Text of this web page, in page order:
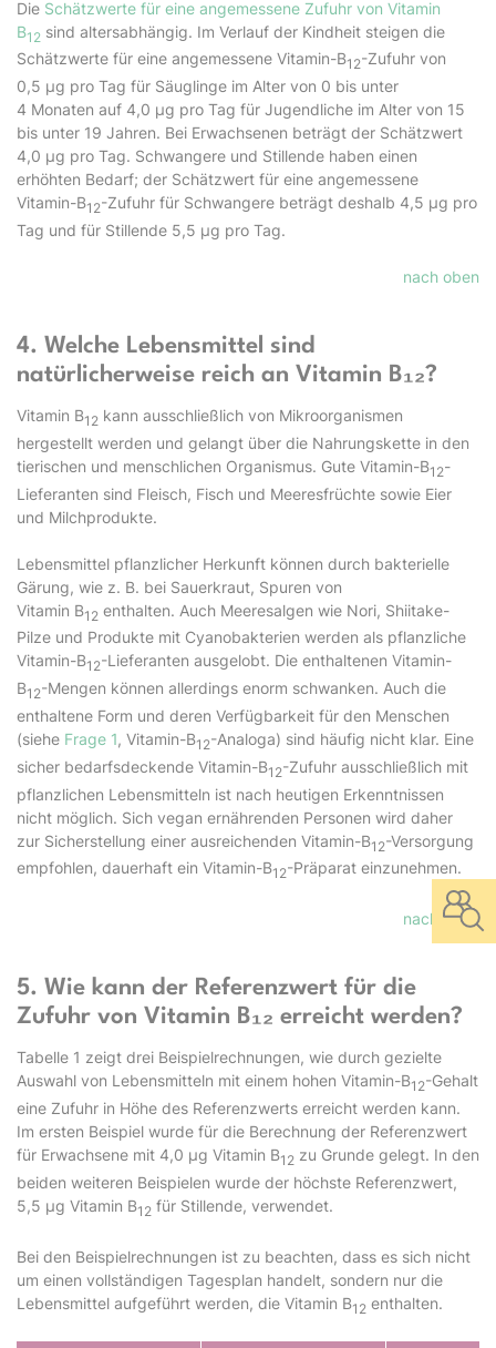
Die Schätzwerte für eine angemessene Zufuhr von Vitamin
B12 sind altersabhängig. Im Verlauf der Kindheit steigen die
Schätzwerte für eine angemessene Vitamin-B12-Zufuhr von
0,5 µg pro Tag für Säuglinge im Alter von 0 bis unter
4 Monaten auf 4,0 µg pro Tag für Jugendliche im Alter von 15
bis unter 19 Jahren. Bei Erwachsenen beträgt der Schätzwert
4,0 µg pro Tag. Schwangere und Stillende haben einen
erhöhten Bedarf; der Schätzwert für eine angemessene
Vitamin-B12-Zufuhr für Schwangere beträgt deshalb 4,5 µg pro
Tag und für Stillende 5,5 µg pro Tag.
nach oben
4. Welche Lebensmittel sind
natürlicherweise reich an Vitamin B₁₂?
Vitamin B12 kann ausschließlich von Mikroorganismen
hergestellt werden und gelangt über die Nahrungskette in den
tierischen und menschlichen Organismus. Gute Vitamin-B12-
Lieferanten sind Fleisch, Fisch und Meeresfrüchte sowie Eier
und Milchprodukte.
Lebensmittel pflanzlicher Herkunft können durch bakterielle
Gärung, wie z. B. bei Sauerkraut, Spuren von
Vitamin B12 enthalten. Auch Meeresalgen wie Nori, Shiitake-
Pilze und Produkte mit Cyanobakterien werden als pflanzliche
Vitamin-B12-Lieferanten ausgelobt. Die enthaltenen Vitamin-
B12-Mengen können allerdings enorm schwanken. Auch die
enthaltene Form und deren Verfügbarkeit für den Menschen
(siehe Frage 1, Vitamin-B12-Analoga) sind häufig nicht klar. Eine
sicher bedarfsdeckende Vitamin-B12-Zufuhr ausschließlich mit
pflanzlichen Lebensmitteln ist nach heutigen Erkenntnissen
nicht möglich. Sich vegan ernährenden Personen wird daher
zur Sicherstellung einer ausreichenden Vitamin-B12-Versorgung
empfohlen, dauerhaft ein Vitamin-B12-Präparat einzunehmen.
nach oben
5. Wie kann der Referenzwert für die
Zufuhr von Vitamin B₁₂ erreicht werden?
Tabelle 1 zeigt drei Beispielrechnungen, wie durch gezielte
Auswahl von Lebensmitteln mit einem hohen Vitamin-B12-Gehalt
eine Zufuhr in Höhe des Referenzwerts erreicht werden kann.
Im ersten Beispiel wurde für die Berechnung der Referenzwert
für Erwachsene mit 4,0 µg Vitamin B12 zu Grunde gelegt. In den
beiden weiteren Beispielen wurde der höchste Referenzwert,
5,5 µg Vitamin B12 für Stillende, verwendet.
Bei den Beispielrechnungen ist zu beachten, dass es sich nicht
um einen vollständigen Tagesplan handelt, sondern nur die
Lebensmittel aufgeführt werden, die Vitamin B12 enthalten.